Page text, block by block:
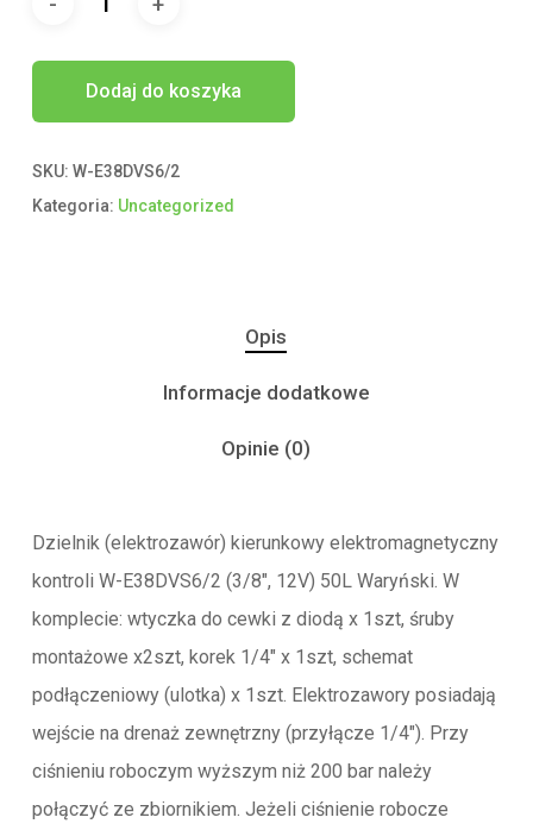
Dodaj do koszyka
SKU: W-E38DVS6/2
Kategoria: Uncategorized
Opis
Informacje dodatkowe
Opinie (0)
Dzielnik (elektrozawór) kierunkowy elektromagnetyczny
kontroli W-E38DVS6/2 (3/8″, 12V) 50L Waryński. W
komplecie: wtyczka do cewki z diodą x 1szt, śruby
montażowe x2szt, korek 1/4″ x 1szt, schemat
podłączeniowy (ulotka) x 1szt. Elektrozawory posiadają
wejście na drenaż zewnętrzny (przyłącze 1/4″). Przy
ciśnieniu roboczym wyższym niż 200 bar należy
połączyć ze zbiornikiem. Jeżeli ciśnienie robocze